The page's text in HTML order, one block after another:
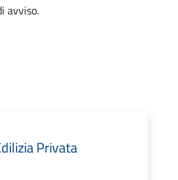
avviso.
Privata